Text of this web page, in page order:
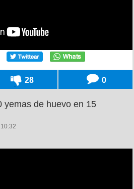
28 0
yemas de huevo en 15